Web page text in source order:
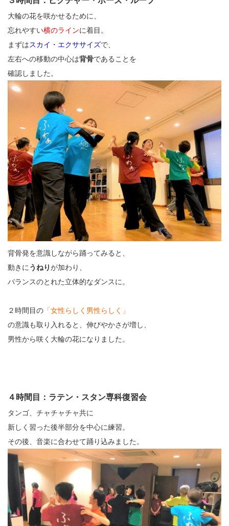
大輪の花を咲かせるために、
忘れやすい横のラインに着目。
まずはスカイ・エクササイズで、
左右への移動の中心は背骨であることを
確認しました。
背骨発を意識しながら踊ってみると、
動きに うねりが加わり、
バランスのとれた立体的なダンスに。
２時間目の 「女性らしく男性らしく」
の意識も取り入れると、伸びやかさが増し、
男性から咲く大輪の花になりました。
４時間目：ラテン・スタン専科復習会
タンゴ、チャチャチャ共に
新しく習った後半部分を中心に練習。
その後、音楽に合わせて踊り込みました。